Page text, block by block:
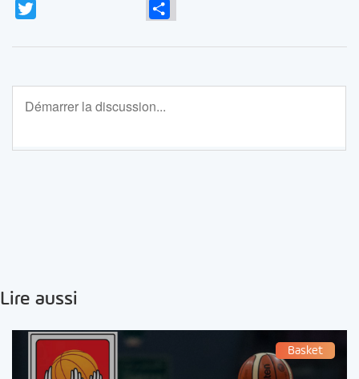
Lire aussi
Basket